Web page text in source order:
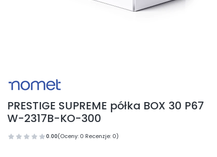
PRESTIGE SUPREME półka BOX 30 P67
W-2317B-KO-300
0.00(Oceny: 0 Recenzje: 0)